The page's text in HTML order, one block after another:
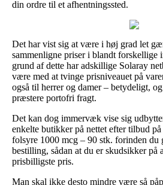
din ordre til et afhentningssted.
Det har vist sig at være i høj grad let
sammenligne priser i blandt forskellige
grund af dette har adskillige Solaray
være med at tvinge prisniveauet på
også til herrer og damer – betydeligt,
præstere portofri fragt.
Det kan dog immervæk vise sig
enkelte butikker på nettet efter tilbud
folsyre 1000 mcg – 90 stk. forinden du
bestilling, sådan at du er skudsikker på
prisbilligste pris.
Man skal ikke desto mindre være så